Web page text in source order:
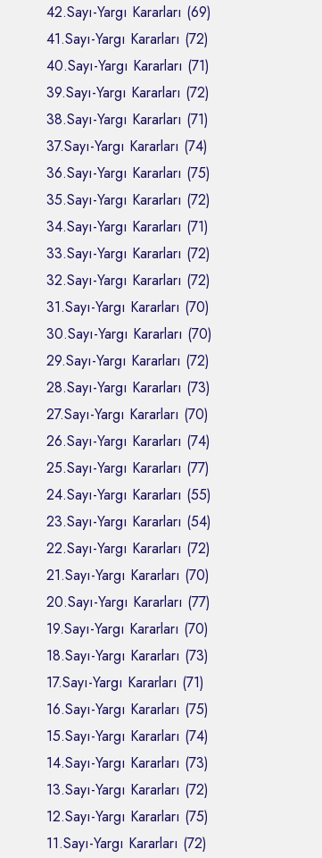
42.Sayı-Yargı Kararları (69)
41.Sayı-Yargı Kararları (72)
40.Sayı-Yargı Kararları (71)
39.Sayı-Yargı Kararları (72)
38.Sayı-Yargı Kararları (71)
37.Sayı-Yargı Kararları (74)
36.Sayı-Yargı Kararları (75)
35.Sayı-Yargı Kararları (72)
34.Sayı-Yargı Kararları (71)
33.Sayı-Yargı Kararları (72)
32.Sayı-Yargı Kararları (72)
31.Sayı-Yargı Kararları (70)
30.Sayı-Yargı Kararları (70)
29.Sayı-Yargı Kararları (72)
28.Sayı-Yargı Kararları (73)
27.Sayı-Yargı Kararları (70)
26.Sayı-Yargı Kararları (74)
25.Sayı-Yargı Kararları (77)
24.Sayı-Yargı Kararları (55)
23.Sayı-Yargı Kararları (54)
22.Sayı-Yargı Kararları (72)
21.Sayı-Yargı Kararları (70)
20.Sayı-Yargı Kararları (77)
19.Sayı-Yargı Kararları (70)
18.Sayı-Yargı Kararları (73)
17.Sayı-Yargı Kararları (71)
16.Sayı-Yargı Kararları (75)
15.Sayı-Yargı Kararları (74)
14.Sayı-Yargı Kararları (73)
13.Sayı-Yargı Kararları (72)
12.Sayı-Yargı Kararları (75)
11.Sayı-Yargı Kararları (72)